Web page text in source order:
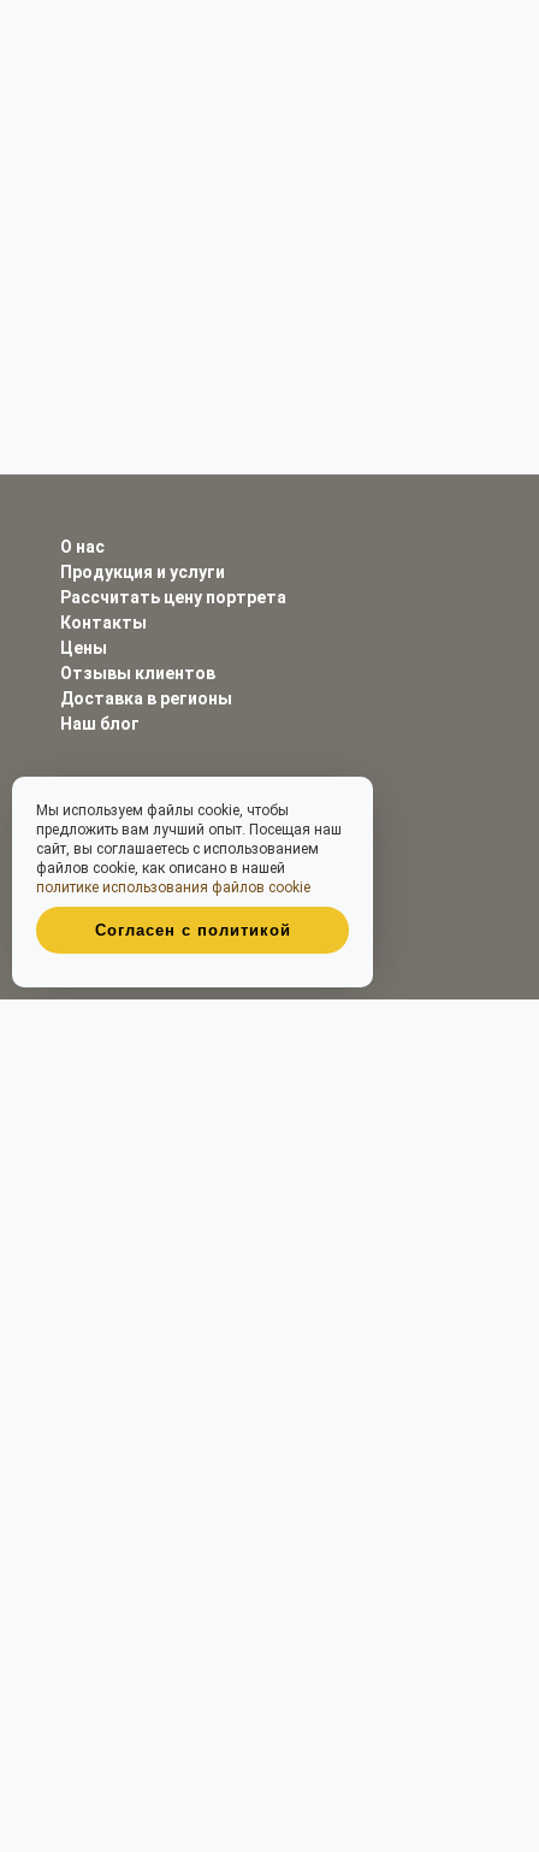
О нас
Продукция и услуги
Рассчитать цену портрета
Контакты
Цены
Отзывы клиентов
Доставка в регионы
Наш блог
Мы используем файлы cookie, чтобы
предложить вам лучший опыт. Посещая наш
сайт, вы соглашаетесь с использованием
файлов cookie, как описано в нашей
политике использования файлов cookie
Согласен с политикой